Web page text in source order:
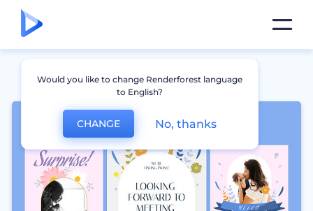
Would you like to change Renderforest language
to English?
CHANGE No, thanks